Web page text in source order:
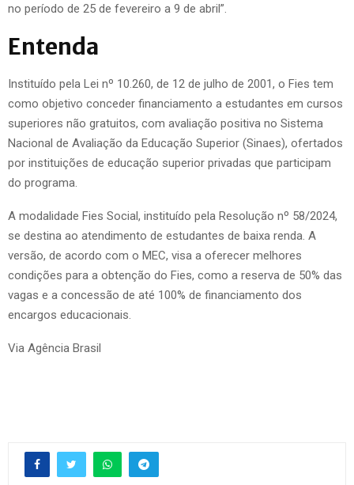
no período de 25 de fevereiro a 9 de abril”.
Entenda
Instituído pela Lei nº 10.260, de 12 de julho de 2001, o Fies tem
como objetivo conceder financiamento a estudantes em cursos
superiores não gratuitos, com avaliação positiva no Sistema
Nacional de Avaliação da Educação Superior (Sinaes), ofertados
por instituições de educação superior privadas que participam
do programa.
A modalidade Fies Social, instituído pela Resolução nº 58/2024,
se destina ao atendimento de estudantes de baixa renda. A
versão, de acordo com o MEC, visa a oferecer melhores
condições para a obtenção do Fies, como a reserva de 50% das
vagas e a concessão de até 100% de financiamento dos
encargos educacionais.
Via Agência Brasil